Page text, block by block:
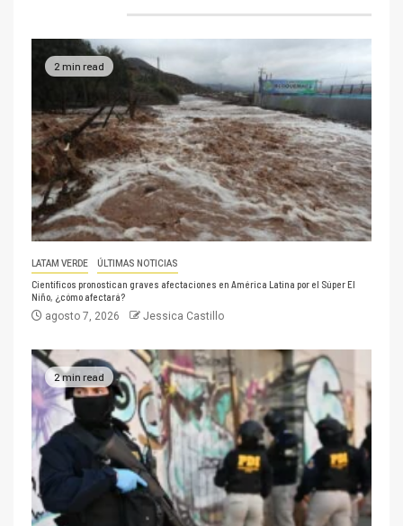
2 min read
LATAM VERDE ÚLTIMAS NOTICIAS
Científicos pronostican graves afectaciones en América Latina por el Súper El
Niño, ¿cómo afectará?
agosto 7, 2026 Jessica Castillo
2 min read